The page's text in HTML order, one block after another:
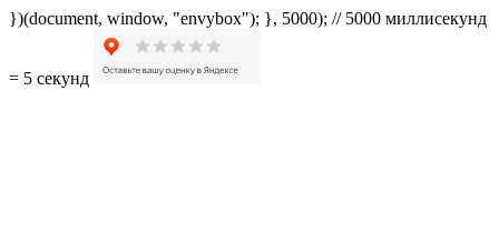
})(document, window, "envybox"); }, 5000); // 5000 миллисекунд
= 5 секунд